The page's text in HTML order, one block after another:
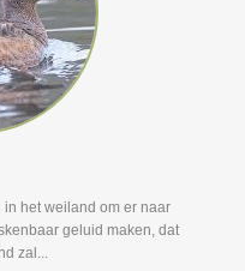
het weiland om er naar
geluid maken, dat
zal...